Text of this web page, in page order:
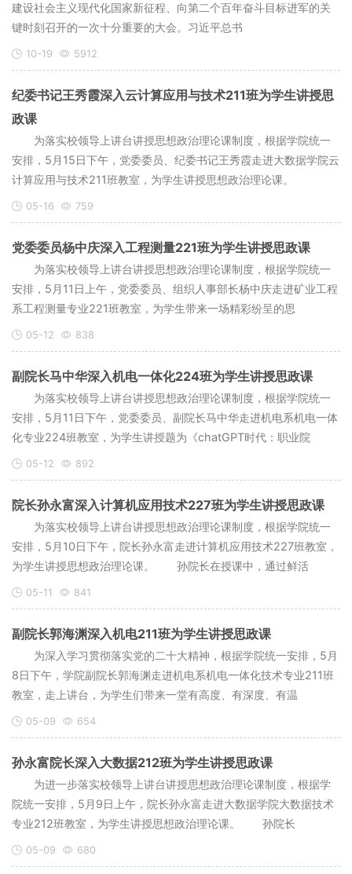
建设社会主义现代化国家新征程、向第二个百年奋斗目标进军的关
键时刻召开的一次十分重要的大会。习近平总书
10-19 5912
纪委书记王秀霞深入云计算应用与技术211班为学生讲授思
政课
为落实校领导上讲台讲授思想政治理论课制度，根据学院统一
安排，5月15日下午，党委委员、纪委书记王秀霞走进大数据学院云
计算应用与技术211班教室，为学生讲授思想政治理论课。
05-16 759
党委委员杨中庆深入工程测量221班为学生讲授思政课
为落实校领导上讲台讲授思想政治理论课制度，根据学院统一
安排，5月11日上午，党委委员、组织人事部长杨中庆走进矿业工程
系工程测量专业221班教室，为学生带来一场精彩纷呈的思
05-12 838
副院长马中华深入机电一体化224班为学生讲授思政课
为落实校领导上讲台讲授思想政治理论课制度，根据学院统一
安排，5月11日下午，党委委员、副院长马中华走进机电系机电一体
化专业224班教室，为学生讲授题为《chatGPT时代：职业院
05-12 892
院长孙永富深入计算机应用技术227班为学生讲授思政课
为落实校领导上讲台讲授思想政治理论课制度，根据学院统一
安排，5月10日下午，院长孙永富走进计算机应用技术227班教室，
为学生讲授思想政治理论课。 孙院长在授课中，通过鲜活
05-11 841
副院长郭海渊深入机电211班为学生讲授思政课
为深入学习贯彻落实党的二十大精神，根据学院统一安排，5月
8日下午，学院副院长郭海渊走进机电系机电一体化技术专业211班
教室，走上讲台，为学生们带来一堂有高度、有深度、有温
05-09 654
孙永富院长深入大数据212班为学生讲授思政课
为进一步落实校领导上讲台讲授思想政治理论课制度，根据学
院统一安排，5月9日上午，院长孙永富走进大数据学院大数据技术
专业212班教室，为学生讲授思想政治理论课。 孙院长
05-09 680